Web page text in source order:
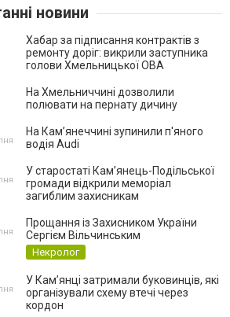
новини
Хабар за підписання контрактів з
ремонту доріг: викрили заступника
голови Хмельницької ОВА
На Хмельниччині дозволили
полювати на пернату дичину
На Камʼянеччині зупинили п'яного
водія Audi
У старостаті Кам’янець-Подільської
громади відкрили меморіал
загиблим захисникам
Прощання із Захисником України
Сергієм Вільчинським
Некролог
У Кам’янці затримали буковинців, які
організували схему втечі через
кордон